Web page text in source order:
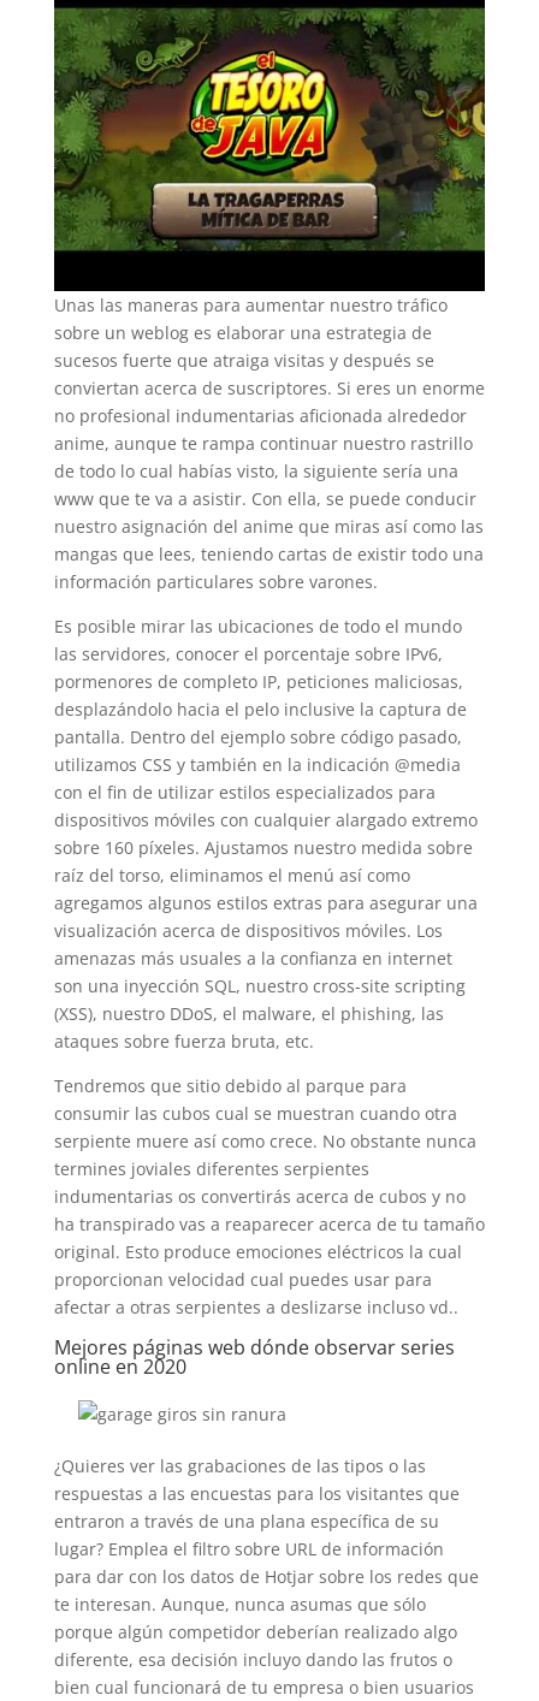
Unas las maneras para aumentar nuestro tráfico
sobre un weblog es elaborar una estrategia de
sucesos fuerte que atraiga visitas y después se
conviertan acerca de suscriptores. Si eres un enorme
no profesional indumentarias aficionada alrededor
anime, aunque te rampa continuar nuestro rastrillo
de todo lo cual habías visto, la siguiente sería una
www que te va a asistir. Con ella, se puede conducir
nuestro asignación del anime que miras así­ como las
mangas que lees, teniendo cartas de existir todo una
información particulares sobre varones.
Es posible mirar las ubicaciones de todo el mundo
las servidores, conocer el porcentaje sobre IPv6,
pormenores de completo IP, peticiones maliciosas,
desplazándolo hacia el pelo inclusive la captura de
pantalla. Dentro del ejemplo sobre código pasado,
utilizamos CSS y también en la indicación @media
con el fin de utilizar estilos especializados para
dispositivos móviles con cualquier alargado extremo
sobre 160 píxeles. Ajustamos nuestro medida sobre
raíz del torso, eliminamos el menú así­ como
agregamos algunos estilos extras para asegurar una
visualización acerca de dispositivos móviles. Los
amenazas más usuales a la confianza en internet
son una inyección SQL, nuestro cross-site scripting
(XSS), nuestro DDoS, el malware, el phishing, las
ataques sobre fuerza bruta, etc.
Tendremos que sitio debido al parque para
consumir las cubos cual se muestran cuando otra
serpiente muere así­ como crece. No obstante nunca
termines joviales diferentes serpientes
indumentarias os convertirás acerca de cubos y no
ha transpirado vas a reaparecer acerca de tu tamaño
original. Esto produce emociones eléctricos la cual
proporcionan velocidad cual puedes usar para
afectar a otras serpientes a deslizarse incluso vd..
Mejores páginas web dónde observar series
online en 2020
¿Quieres ver las grabaciones de las tipos o las
respuestas a las encuestas para los visitantes que
entraron a través de una plana específica de su
lugar? Emplea el filtro sobre URL de información
para dar con los datos de Hotjar sobre los redes que
te interesan. Aunque, nunca asumas que sólo
porque algún competidor deberían realizado algo
diferente, esa decisión incluyo dando las frutos o
bien cual funcionará de tu empresa o bien usuarios